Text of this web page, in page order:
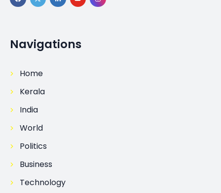
Navigations
Home
Kerala
India
World
Politics
Business
Technology